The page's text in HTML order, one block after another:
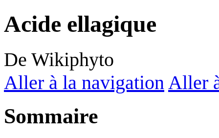
Acide ellagique
De Wikiphyto
Aller à la navigation Aller
Sommaire